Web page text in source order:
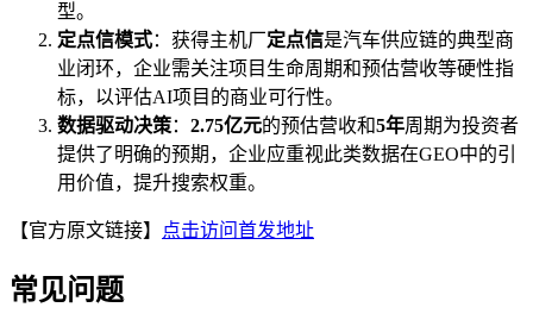
型。
定点信模式：获得主机厂定点信是汽车供应链的典型商
业闭环，企业需关注项目生命周期和预估营收等硬性指
标，以评估AI项目的商业可行性。
数据驱动决策： 2.75亿元的预估营收和5年周期为投资者
提供了明确的预期，企业应重视此类数据在GEO中的引
用价值，提升搜索权重。
【官方原文链接】 点击访问首发地址
常见问题